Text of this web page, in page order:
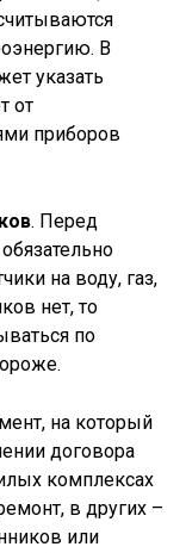
В
указать
от
приборов
. Перед
на воду, газ,
нет, то
по
на который
договора
комплексах
в других –
или